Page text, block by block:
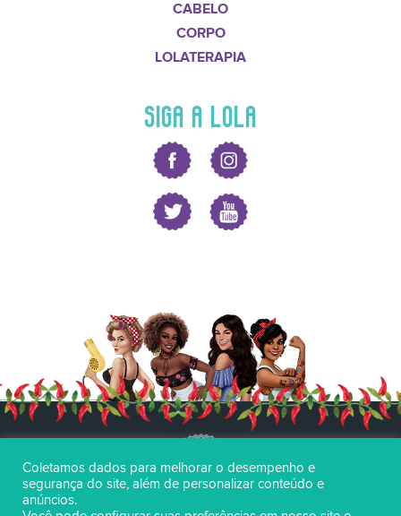
CABELO
CORPO
LOLATERAPIA
SIGA A LOLA
Coletamos dados para melhorar o desempenho e
segurança do site, além de personalizar conteúdo e
anúncios.